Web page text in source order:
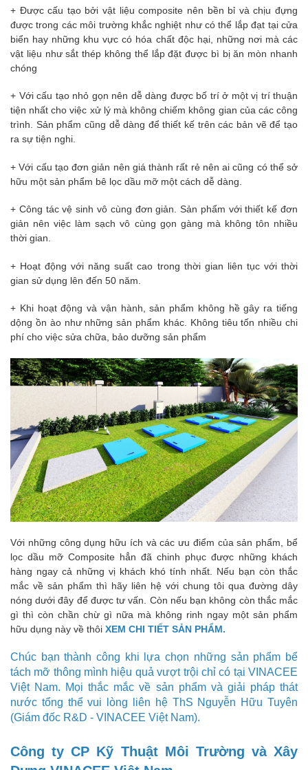
+ Được cấu tạo bởi vật liệu composite nên bền bỉ và chịu đựng
được trong các môi trường khắc nghiệt như có thể lắp đạt tại cửa
biển hay những khu vực có hóa chất độc hại, những nơi mà các
vật liệu như sắt thép không thể lắp đặt được bì bị ăn mòn nhanh
chóng
+ Với cấu tạo nhỏ gọn nên dễ dàng được bố trí ở một vị trí thuận
tiện nhất cho việc xử lý mà không chiếm không gian của các công
trình. Sản phẩm cũng dễ dàng để thiết kế trên các bản vẽ để tạo
ra sự tiện nghi.
+ Với cấu tạo đơn giản nên giá thành rất rẻ nên ai cũng có thể sở
hữu một sản phẩm bê lọc dầu mỡ một cách dễ dàng.
+ Công tác vệ sinh vô cùng đơn giản. Sản phẩm với thiết kế đơn
giản nên việc làm sạch vô cùng gọn gàng mà không tôn nhiều
thời gian.
+ Hoạt động với năng suất cao trong thời gian liên tục với thời
gian sử dụng lên đến 50 năm.
+ Khi hoạt động và vận hành, sản phẩm không hề gây ra tiếng
dộng ồn ào như những sản phẩm khác. Không tiêu tốn nhiều chi
phí cho việc sửa chữa, bảo dưỡng sản phẩm
Với những công dụng hữu ích và các ưu điểm của sản phẩm, bể
lọc dầu mỡ Composite hẳn đã chinh phục được những khách
hàng ngay cả những vị khách khó tính nhất. Nếu bạn còn thắc
mắc về sản phẩm thì hãy liên hệ với chung tôi qua đường dây
nóng dưới đây để được tư vấn. Còn nếu bạn không còn thắc mắc
gì thì còn chần chừ gì nữa mà không rinh ngay một sản phẩm
hữu dụng này về thôi XEM CHI TIẾT SẢN PHẨM.
Chúc bạn thành công khi lựa chọn những sản phẩm bể
tách mỡ thông mình hiệu quả vượt trội chỉ có tại VINACEE
Việt Nam. Mọi thắc mắc về sản phẩm và giải pháp thát
nước tổng thể vui lòng liên hệ ThS Nguyễn Hữu Tuyên
(Giám đốc R&D - VINACEE Việt Nam).
Công ty CP Kỹ Thuật Môi Trường và Xây